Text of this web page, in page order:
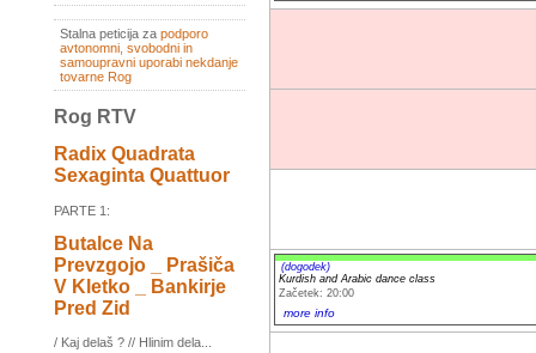
Stalna peticija za podporo
avtonomni, svobodni in
samoupravni uporabi nekdanje
tovarne Rog
Rog RTV
Radix Quadrata
Sexaginta Quattuor
PARTE 1:
Butalce Na
Prevzgojo _ Prašiča
V Kletko _ Bankirje
Pred Zid
/ Kaj delaš ? // Hlinim dela...
(dogodek)
Kurdish and Arabic dance class
Začetek: 20:00
more info